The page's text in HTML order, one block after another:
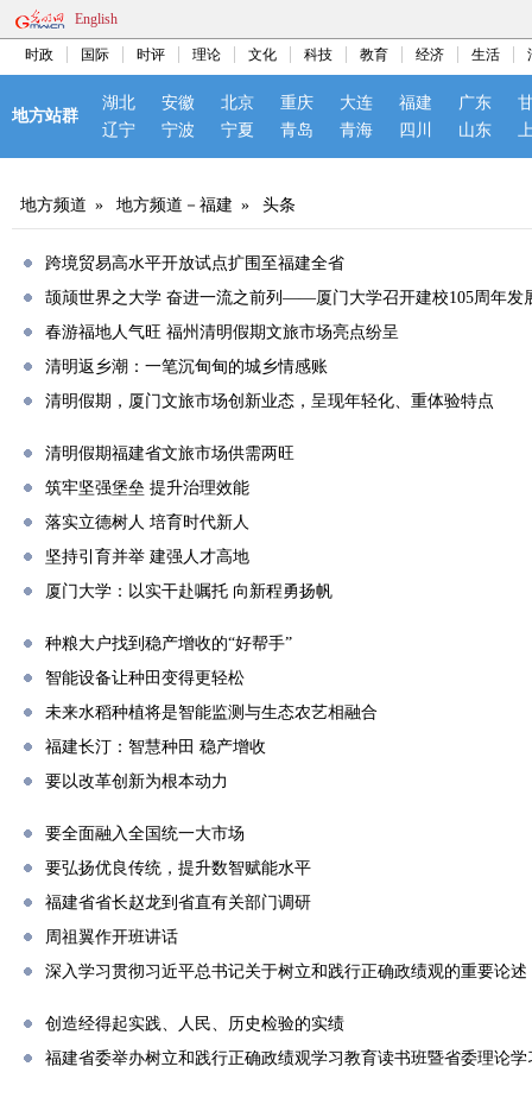
English
时政 国际 时评 理论 文化 科技 教育 经济 生活
地方站群
湖北 安徽 北京 重庆 大连 福建 广东
辽宁
宁波 宁夏 青岛 青海 四川 山东
地方频道 » 地方频道－福建 » 头条
跨境贸易高水平开放试点扩围至福建全省
颉颃世界之大学 奋进一流之前列——厦门大学召开建校105周年发
春游福地人气旺 福州清明假期文旅市场亮点纷呈
清明返乡潮：一笔沉甸甸的城乡情感账
清明假期，厦门文旅市场创新业态，呈现年轻化、重体验特点
清明假期福建省文旅市场供需两旺
筑牢坚强堡垒 提升治理效能
落实立德树人 培育时代新人
坚持引育并举 建强人才高地
厦门大学：以实干赴嘱托 向新程勇扬帆
种粮大户找到稳产增收的“好帮手”
智能设备让种田变得更轻松
未来水稻种植将是智能监测与生态农艺相融合
福建长汀：智慧种田 稳产增收
要以改革创新为根本动力
要全面融入全国统一大市场
要弘扬优良传统，提升数智赋能水平
福建省省长赵龙到省直有关部门调研
周祖翼作开班讲话
深入学习贯彻习近平总书记关于树立和践行正确政绩观的重要论述
创造经得起实践、人民、历史检验的实绩
福建省委举办树立和践行正确政绩观学习教育读书班暨省委理论